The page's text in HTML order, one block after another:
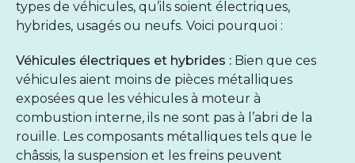
types de véhicules, qu’ils soient électriques,
hybrides, usagés ou neufs. Voici pourquoi :
Véhicules électriques et hybrides : Bien que ces
véhicules aient moins de pièces métalliques
exposées que les véhicules à moteur à
combustion interne, ils ne sont pas à l’abri de la
rouille. Les composants métalliques tels que le
châssis, la suspension et les freins peuvent